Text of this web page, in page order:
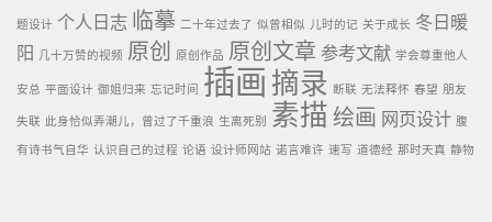
题设计 个人日志 临摹 二十年过去了 似曾相似 儿时的记 关于成长 冬日暖
阳
几十万赞的视频 原创 原创作品 原创文章 参考文献 学会尊重他人
安总 平面设计 御姐归来 忘记时间 插画 摘录 断联 无法释怀 春望 朋友
失联 此身恰似弄潮儿，曾过了千重浪 生离死别 素描 绘画 网页设计 腹
有诗书气自华 认识自己的过程 论语 设计师网站 诺言难许 速写 道德经 那时天真 静物